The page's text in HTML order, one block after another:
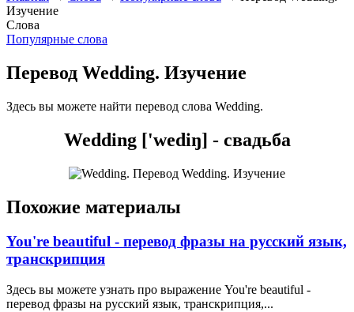
Изучение
Слова
Популярные слова
Перевод Wedding. Изучение
Здесь вы можете найти перевод слова Wedding.
Wedding ['wediŋ] - свадьба
Похожие материалы
You're beautiful - перевод фразы на русский язык,
транскрипция
Здесь вы можете узнать про выражение You're beautiful -
перевод фразы на русский язык, транскрипция,...